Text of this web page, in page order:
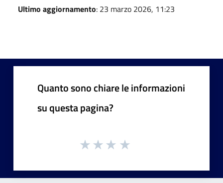
Ultimo aggiornamento: 23 marzo 2026, 11:23
Quanto sono chiare le informazioni
su questa pagina?